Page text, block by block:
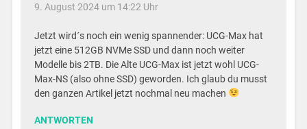
9. August 2024 um 14:22 Uhr
Jetzt wird´s noch ein wenig spannender: UCG-Max hat
jetzt eine 512GB NVMe SSD und dann noch weiter
Modelle bis 2TB. Die Alte UCG-Max ist jetzt wohl UCG-
Max-NS (also ohne SSD) geworden. Ich glaub du musst
den ganzen Artikel jetzt nochmal neu machen
ANTWORTEN